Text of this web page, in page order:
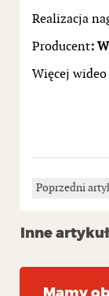
Realizacja
Producent:
Więcej wideo
Poprzedni
Inne